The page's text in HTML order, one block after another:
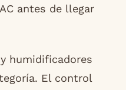
antes de llegar
humidificadores
El control